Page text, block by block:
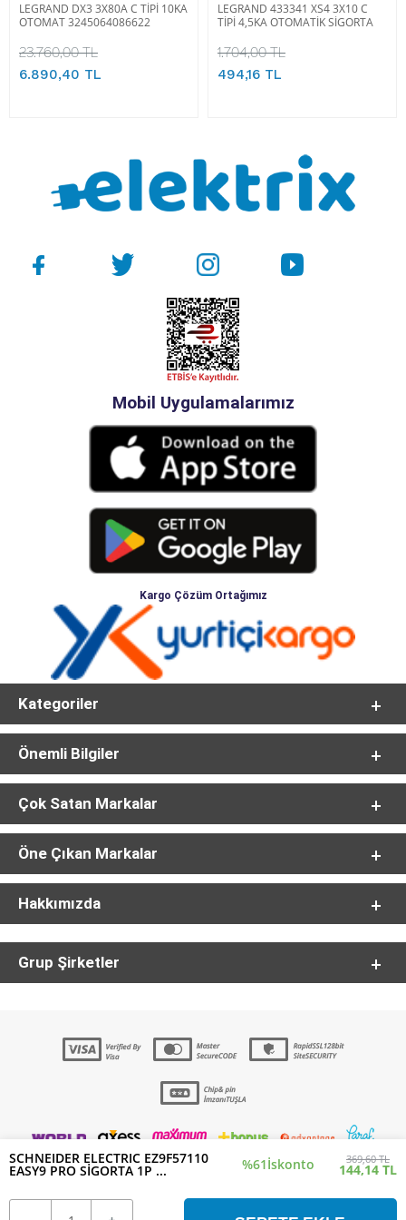
SCHNEIDER ELECTRIC EZ9F57110
EASY9 PRO SİGORTA 1P ... %61İskonto 369,60 TL
144,14 TL
LEGRAND DX3 3X80A C TİPİ 10KA
OTOMAT 3245064086622
23.760,00 TL
6.890,40 TL
LEGRAND 433341 XS4 3X10 C
TİPİ 4,5KA OTOMATİK SİGORTA
1.704,00 TL
494,16 TL
Mobil Uygulamalarımız
Kargo Çözüm Ortağımız
Kategoriler
Önemli Bilgiler
Çok Satan Markalar
Öne Çıkan Markalar
Hakkımızda
Grup Şirketler